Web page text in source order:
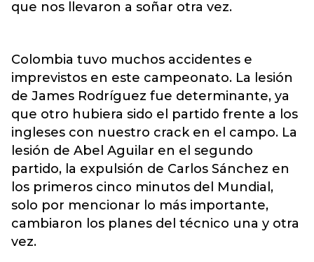
que nos llevaron a soñar otra vez.
Colombia tuvo muchos accidentes e
imprevistos en este campeonato. La lesión
de James Rodríguez fue determinante, ya
que otro hubiera sido el partido frente a los
ingleses con nuestro crack en el campo. La
lesión de Abel Aguilar en el segundo
partido, la expulsión de Carlos Sánchez en
los primeros cinco minutos del Mundial,
solo por mencionar lo más importante,
cambiaron los planes del técnico una y otra
vez.